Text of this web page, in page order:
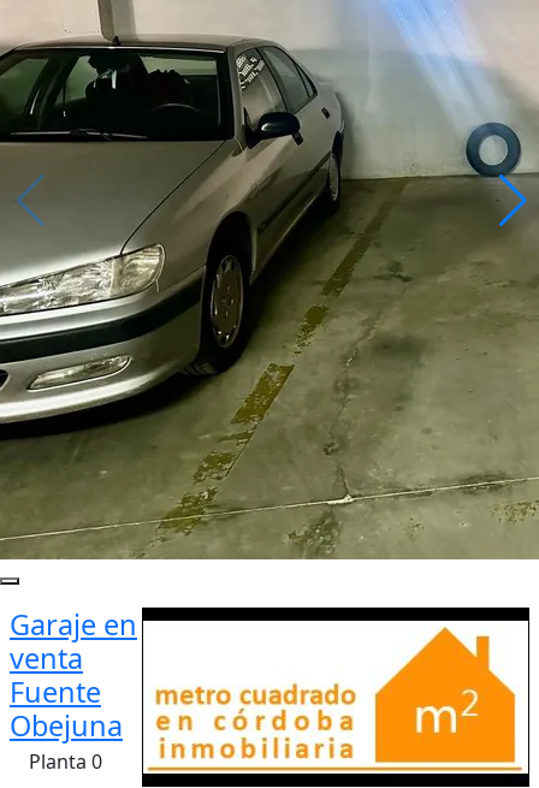
Garaje en
venta
Fuente
Obejuna
Planta 0